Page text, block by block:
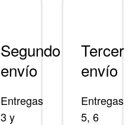
Segundo
envío
Entregas
3 y
Tercer
envío
Entregas
5, 6